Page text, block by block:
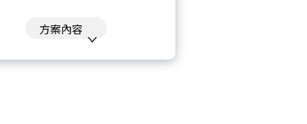
到期自動扣款。
專屬電子報：國際、金融、科
方案內容